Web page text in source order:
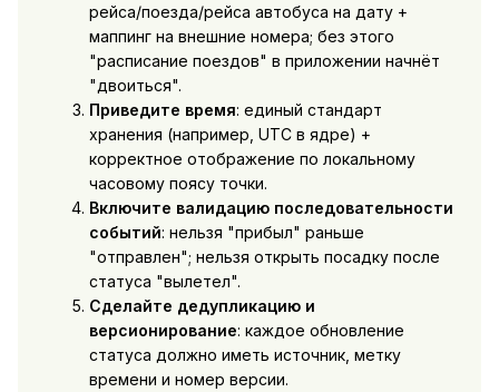
рейса/поезда/рейса автобуса на дату +
маппинг на внешние номера; без этого
"расписание поездов" в приложении начнёт
"двоиться".
Приведите время: единый стандарт
хранения (например, UTC в ядре) +
корректное отображение по локальному
часовому поясу точки.
Включите валидацию последовательности
событий: нельзя "прибыл" раньше
"отправлен"; нельзя открыть посадку после
статуса "вылетел".
Сделайте дедупликацию и
версионирование: каждое обновление
статуса должно иметь источник, метку
времени и номер версии.